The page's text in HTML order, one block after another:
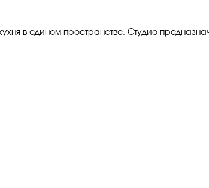
в едином пространстве. Студио